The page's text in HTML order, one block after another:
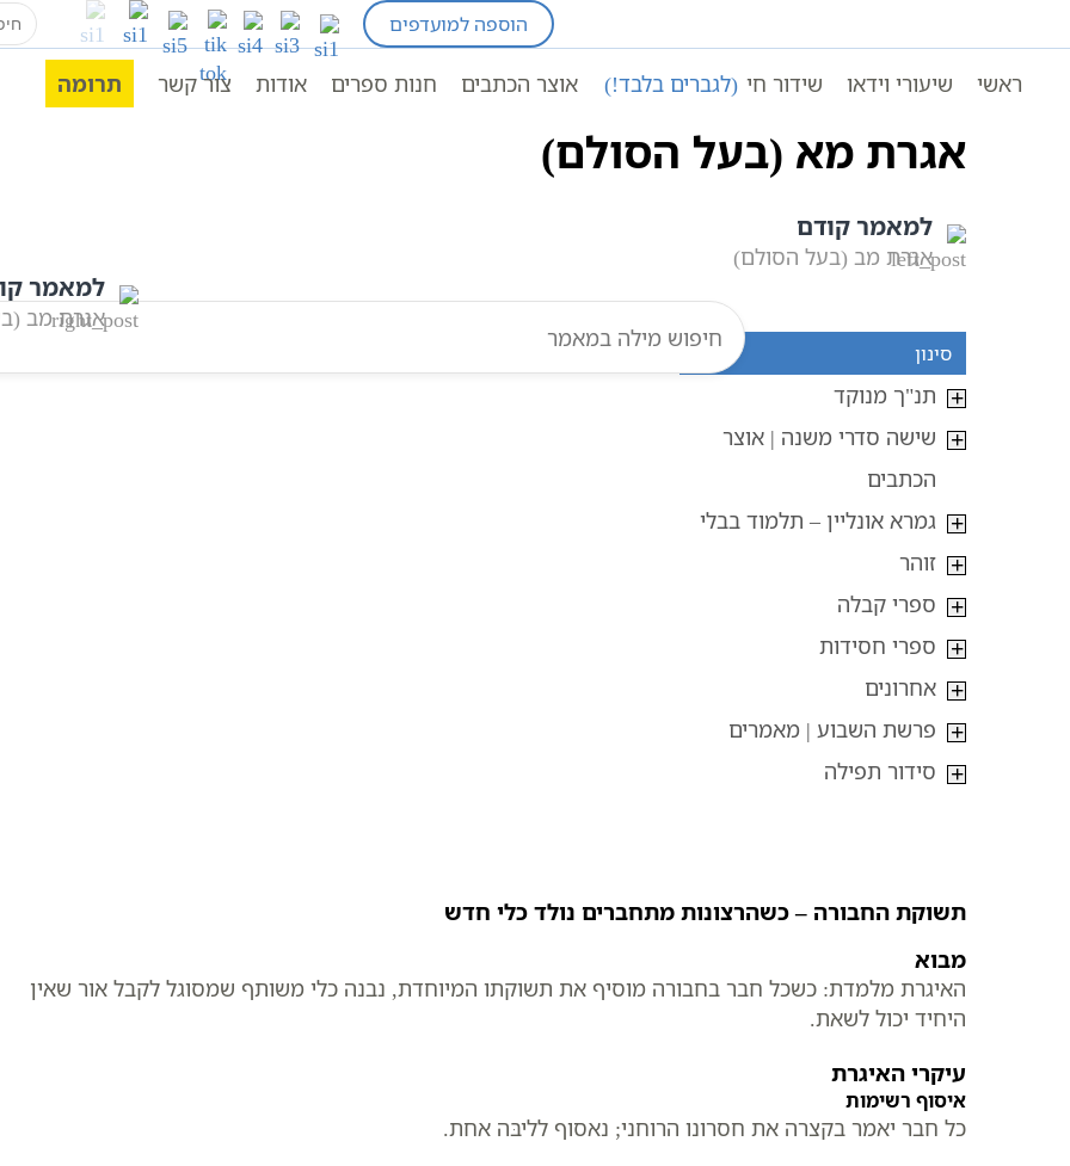
to
הוספה למועדפים for:
ראשי שיעורי וידאו שידור חי (לגברים בלבד!) אוצר הכתבים חנות ספרים אודות צור קשר תרומה
עמוד ראשי אוצר הכתבים אגרות בעל הסולם כתבי בעל הסולם כתבי
אגרת מא (בעל הסולם)
למאמר קודם
אגרת מב (בעל הסולם)
תשוקת החבורה – כשהרצונות מתחברים נולד כלי חדש
מבוא
האיגרת מלמדת: כשכל חבר בחבורה מוסיף את תשוקתו המיוחדת, נבנה כלי משותף שמסוגל לקבל אור שאין
היחיד יכול לשאת.
עיקרי האיגרת
איסוף רשימות
כל חבר יאמר בקצרה את חסרונו הרוחני; נאסוף לליבּה אחת.
סינון
תנ"ך מנוקד
שישה סדרי משנה | אוצר
הכתבים
גמרא אונליין – תלמוד בבלי
זוהר
ספרי קבלה
ספרי חסידות
אחרונים
פרשת השבוע | מאמרים
סידור תפילה
למאמר
אגרת מב